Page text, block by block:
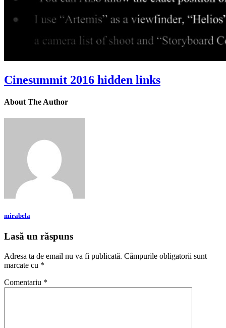
Cinesummit 2016 hidden links
About The Author
mirabela
Lasă un răspuns
Adresa ta de email nu va fi publicată. Câmpurile obligatorii sunt
marcate cu *
Comentariu *